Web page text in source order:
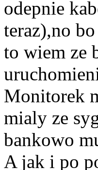
odepnie
teraz),no
to wiem ze
Monitorek
mialy ze
bankowo
A jak i po